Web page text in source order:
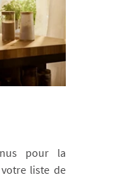
pour la
liste de